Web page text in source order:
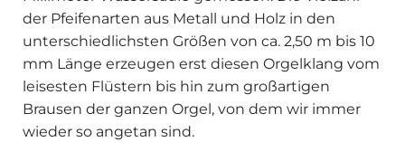
der Pfeifenarten aus Metall und Holz in den
unterschiedlichsten Größen von ca. 2,50 m bis 10
mm Länge erzeugen erst diesen Orgelklang vom
leisesten Flüstern bis hin zum großartigen
Brausen der ganzen Orgel, von dem wir immer
wieder so angetan sind.